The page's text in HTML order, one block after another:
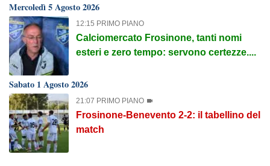
Mercoledì 5 Agosto 2026
12:15 PRIMO PIANO
Calciomercato Frosinone, tanti nomi
esteri e zero tempo: servono certezze....
Sabato 1 Agosto 2026
21:07 PRIMO PIANO
Frosinone-Benevento 2-2: il tabellino del
match